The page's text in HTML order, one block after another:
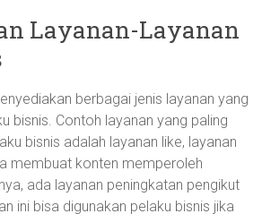
Layanan-Layanan
berbagai jenis layanan yang
bisnis. Contoh layanan yang paling
bisnis adalah layanan like, layanan
membuat konten memperoleh
ada layanan peningkatan pengikut
ini bisa digunakan pelaku bisnis jika